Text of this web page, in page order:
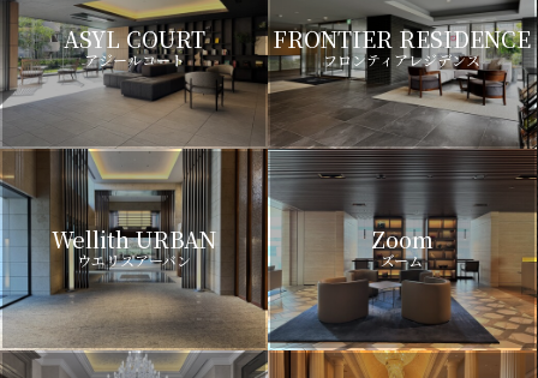
ASYL COURT
アジールコート
FRONTIER RESIDENCE
フロンティアレジデンス
Wellith URBAN
ウエリスアーバン
Zoom
ズーム